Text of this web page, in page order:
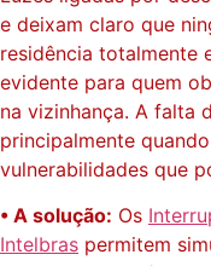
e deixam claro que
residência totalmente
evidente para quem
na vizinhança. A falta
principalmente
vulnerabilidades que
• A solução: Os
Intelbras permitem